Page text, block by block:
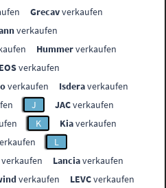
Grecavverkaufen
verkaufen
Hummerverkaufen
verkaufen
verkaufen Isderaverkaufen
J JACverkaufen
K Kiaverkaufen
L
verkaufen Lanciaverkaufen
verkaufen LEVCverkaufen